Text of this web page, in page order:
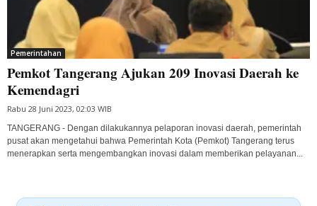
Pemerintahan
Pemkot Tangerang Ajukan 209 Inovasi Daerah ke
Kemendagri
Rabu 28 Juni 2023, 02:03 WIB
TANGERANG - Dengan dilakukannya pelaporan inovasi daerah, pemerintah
pusat akan mengetahui bahwa Pemerintah Kota (Pemkot) Tangerang terus
menerapkan serta mengembangkan inovasi dalam memberikan pelayanan...